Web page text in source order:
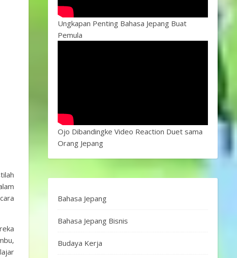
Ungkapan Penting Bahasa Jepang Buat
Pemula
Ojo Dibandingke Video Reaction Duet sama
Orang Jepang
Bahasa Jepang
Bahasa Jepang Bisnis
Budaya Kerja